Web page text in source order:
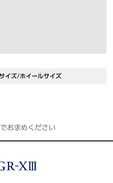
イズ/ホイールサイズ
お求めください